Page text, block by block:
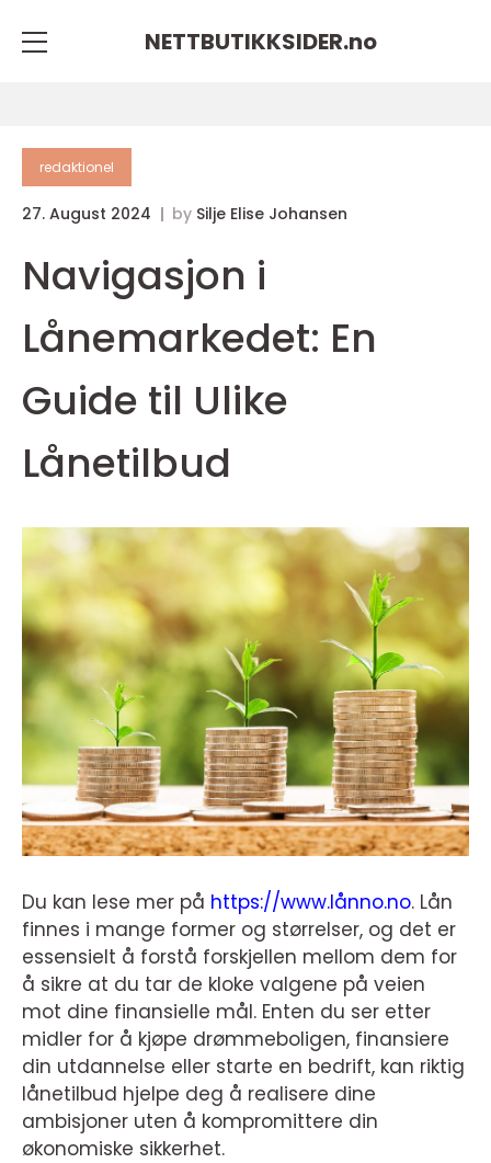
NETTBUTIKKSIDER.no
redaktionel
27. August 2024 by Silje Elise Johansen
Navigasjon i
Lånemarkedet: En
Guide til Ulike
Lånetilbud
Du kan lese mer på https://www.lånno.no. Lån
finnes i mange former og størrelser, og det er
essensielt å forstå forskjellen mellom dem for
å sikre at du tar de kloke valgene på veien
mot dine finansielle mål. Enten du ser etter
midler for å kjøpe drømmeboligen, finansiere
din utdannelse eller starte en bedrift, kan riktig
lånetilbud hjelpe deg å realisere dine
ambisjoner uten å kompromittere din
økonomiske sikkerhet.